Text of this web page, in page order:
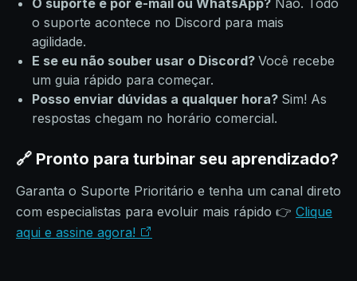
O suporte é por e-mail ou WhatsApp? Não. Todo
o suporte acontece no Discord para mais
agilidade.
E se eu não souber usar o Discord? Você recebe
um guia rápido para começar.
Posso enviar dúvidas a qualquer hora? Sim! As
respostas chegam no horário comercial.
🔗 Pronto para turbinar seu aprendizado?
Garanta o Suporte Prioritário e tenha um canal direto
com especialistas para evoluir mais rápido 👉 Clique
aqui e assine agora!